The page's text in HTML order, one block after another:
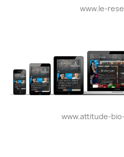
www.le-
www.attitude-